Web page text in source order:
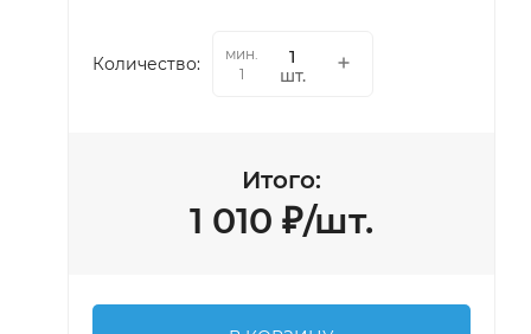
Количество:
мин.
1
шт.
Итого:
1 010 ₽/шт.